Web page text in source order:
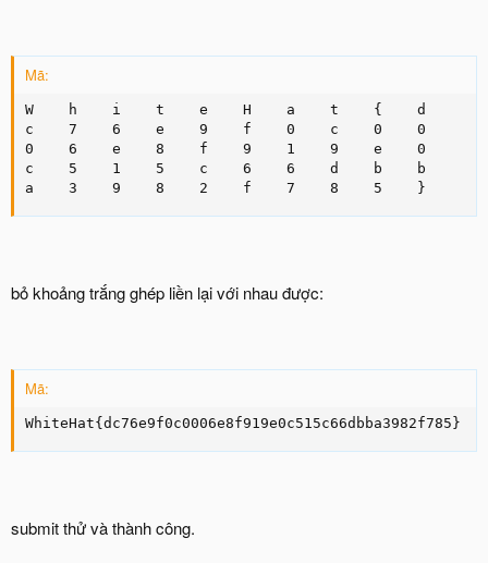
Mã:
W    h    i    t    e    H    a    t    {    d
c    7    6    e    9    f    0    c    0    0
0    6    e    8    f    9    1    9    e    0
c    5    1    5    c    6    6    d    b    b
a    3    9    8    2    f    7    8    5    }
bỏ khoảng trắng ghép liền lại với nhau được:
Mã:
WhiteHat{dc76e9f0c0006e8f919e0c515c66dbba3982f785}
submit thử và thành công.